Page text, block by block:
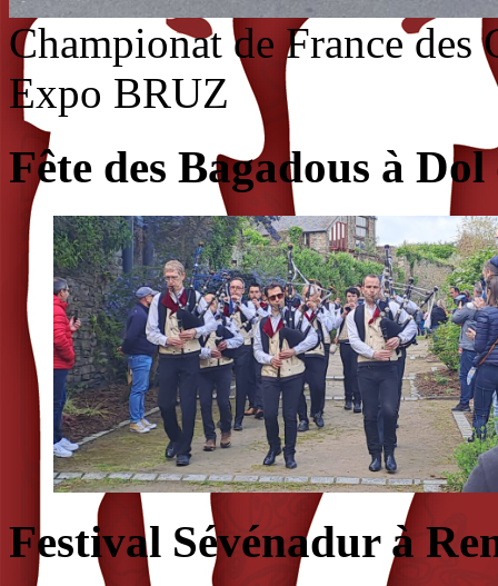
Championat de France
Expo BRUZ
Fête des Bagadous à
Festival Sévénadur à